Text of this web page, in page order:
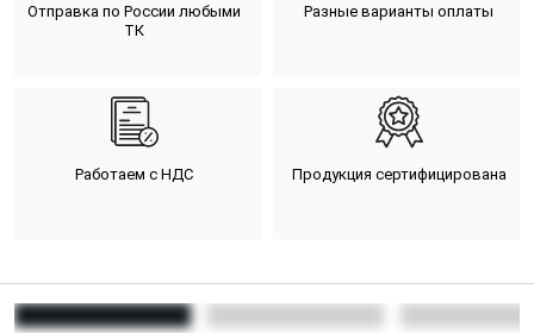
Отправка по России любыми
ТК
Разные варианты оплаты
Работаем с НДС Продукция сертифицирована